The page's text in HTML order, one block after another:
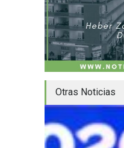
Otras Noticias